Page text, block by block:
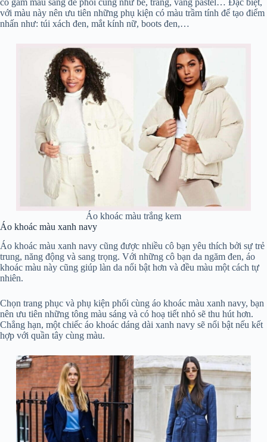
với màu này nên ưu tiên những phụ kiện có màu trầm tính để tạo điểm
nhấn như: túi xách đen, mắt kính nữ, boots đen,…
Áo khoác màu trắng kem
Áo khoác màu xanh navy
Áo khoác màu xanh navy cũng được nhiều cô bạn yêu thích bởi sự trẻ
trung, năng động và sang trọng. Với những cô bạn da ngăm đen, áo
khoác màu này cũng giúp làn da nổi bật hơn và đều màu một cách tự
nhiên.
Chọn trang phục và phụ kiện phối cùng áo khoác màu xanh navy, bạn
nên ưu tiên những tông màu sáng và có hoạ tiết nhỏ sẽ thu hút hơn.
Chẳng hạn, một chiếc áo khoác dáng dài xanh navy sẽ nổi bật nếu kết
hợp với quần tây cùng màu.